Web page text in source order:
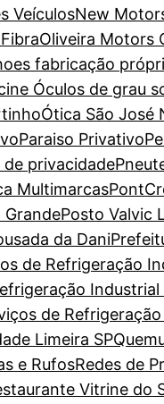
VeículosNew
Oliveira Motors
fabricação
Óculos de grau
Ótica São José
Paraiso Privativo
de privacidade
Multimarcas
GrandePosto Valvic
da Dani
de Refrigeração
de
Limeira SP
e RufosRedes de
Vitrine do